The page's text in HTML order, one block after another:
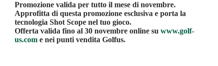
Promozione valida per tutto il mese di novembre.
Approfitta di questa promozione esclusiva e porta la
tecnologia Shot Scope nel tuo gioco.
Offerta valida fino al 30 novembre online su www.golf-
us.com e nei punti vendita Golfus.